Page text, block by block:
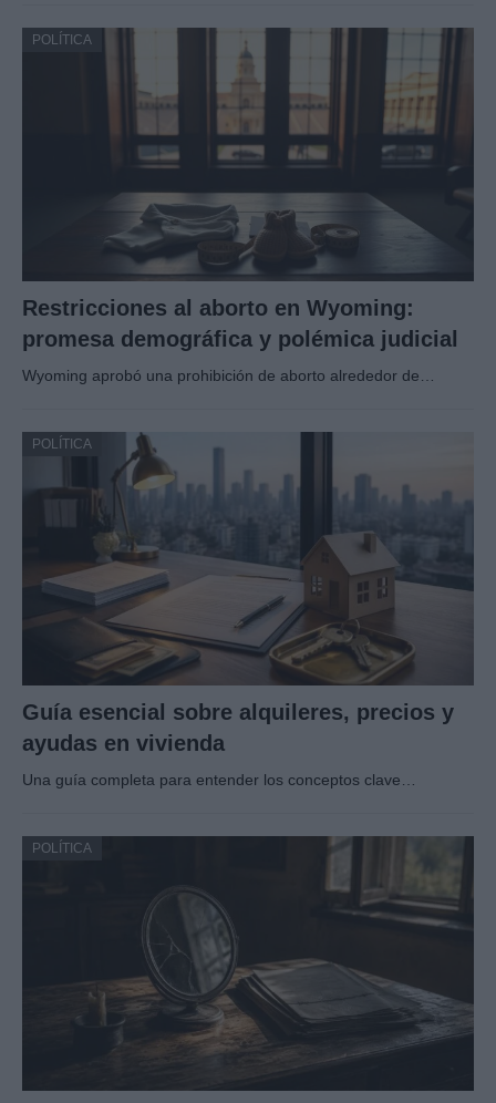
POLÍTICA
Restricciones al aborto en Wyoming:
promesa demográfica y polémica judicial
Wyoming aprobó una prohibición de aborto alrededor de…
POLÍTICA
Guía esencial sobre alquileres, precios y
ayudas en vivienda
Una guía completa para entender los conceptos clave…
POLÍTICA